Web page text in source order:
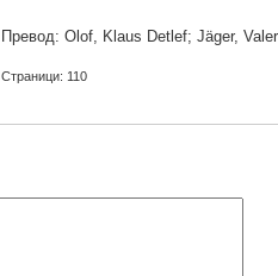
Превод: Olof, Klaus Detlef; Jäger,
Страници: 110